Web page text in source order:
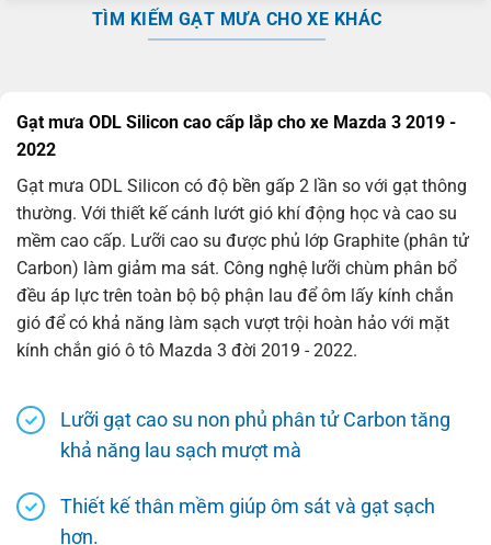
TÌM KIẾM GẠT MƯA CHO XE KHÁC
Gạt mưa ODL Silicon cao cấp lắp cho xe Mazda 3 2019 -
2022
Gạt mưa ODL Silicon có độ bền gấp 2 lần so với gạt thông
thường. Với thiết kế cánh lướt gió khí động học và cao su
mềm cao cấp. Lưỡi cao su được phủ lớp Graphite (phân tử
Carbon) làm giảm ma sát. Công nghệ lưỡi chùm phân bổ
đều áp lực trên toàn bộ bộ phận lau để ôm lấy kính chắn
gió để có khả năng làm sạch vượt trội hoàn hảo với mặt
kính chắn gió ô tô Mazda 3 đời 2019 - 2022.
Lưỡi gạt cao su non phủ phân tử Carbon tăng
khả năng lau sạch mượt mà
Thiết kế thân mềm giúp ôm sát và gạt sạch
hơn.